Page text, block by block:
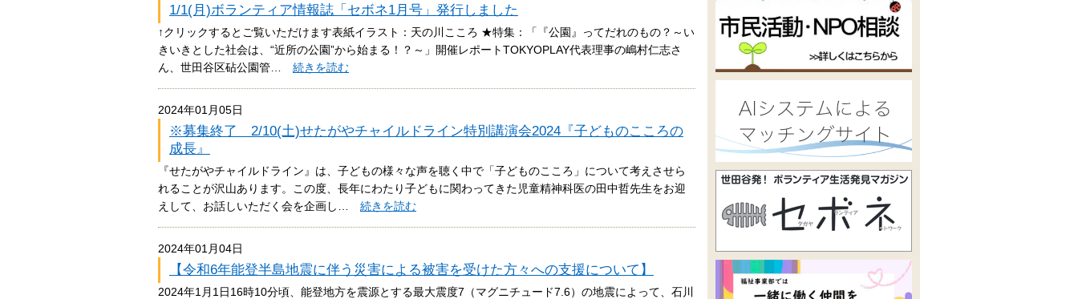
1/1(月)ボランティア情報誌「セボネ1月号」発行しました
↑クリックするとご覧いただけます表紙イラスト：天の川こころ ★特集：「『公園』ってだれのもの？～い
きいきとした社会は、“近所の公園”から始まる！？～」開催レポートTOKYOPLAY代表理事の嶋村仁志さ
ん、世田谷区砧公園管… 続きを読む
2024年01月05日
※募集終了 2/10(土)せたがやチャイルドライン特別講演会2024『子どものこころの
成長』
『せたがやチャイルドライン』は、子どもの様々な声を聴く中で「子どものこころ」について考えさせら
れることが沢山あります。この度、長年にわたり子どもに関わってきた児童精神科医の田中哲先生をお迎
えして、お話しいただく会を企画し… 続きを読む
2024年01月04日
【令和6年能登半島地震に伴う災害による被害を受けた方々への支援について】
2024年1月1日16時10分頃、能登地方を震源とする最大震度7（マグニチュード7.6）の地震によって、石川